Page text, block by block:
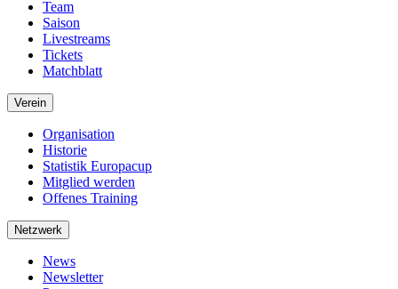
Team
Saison
Livestreams
Tickets
Matchblatt
Verein
Organisation
Historie
Statistik Europacup
Mitglied werden
Offenes Training
Netzwerk
News
Newsletter